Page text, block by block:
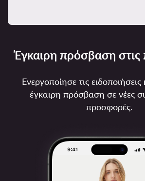
Έγκαιρη πρόσβαση
Ενεργοποίησε τις
έγκαιρη πρόσβαση σε νέες
προσφορές.